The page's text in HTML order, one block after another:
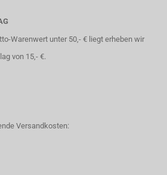
Warenwert unter 50,- € liegt erheben wir
von 15,- €.
Versandkosten: